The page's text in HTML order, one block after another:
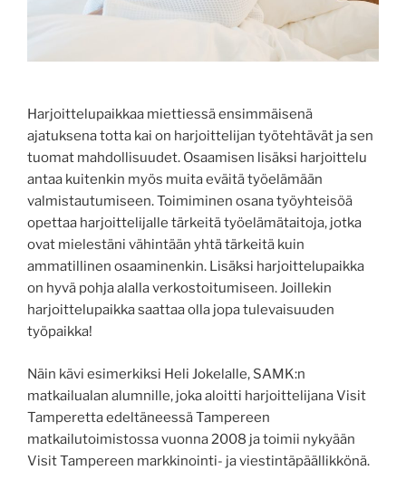
Harjoittelupaikkaa miettiessä ensimmäisenä
ajatuksena totta kai on harjoittelijan työtehtävät ja sen
tuomat mahdollisuudet. Osaamisen lisäksi harjoittelu
antaa kuitenkin myös muita eväitä työelämään
valmistautumiseen. Toimiminen osana työyhteisöä
opettaa harjoittelijalle tärkeitä työelämätaitoja, jotka
ovat mielestäni vähintään yhtä tärkeitä kuin
ammatillinen osaaminenkin. Lisäksi harjoittelupaikka
on hyvä pohja alalla verkostoitumiseen. Joillekin
harjoittelupaikka saattaa olla jopa tulevaisuuden
työpaikka!
Näin kävi esimerkiksi Heli Jokelalle, SAMK:n
matkailualan alumnille, joka aloitti harjoittelijana Visit
Tamperetta edeltäneessä Tampereen
matkailutoimistossa vuonna 2008 ja toimii nykyään
Visit Tampereen markkinointi- ja viestintäpäällikkönä.